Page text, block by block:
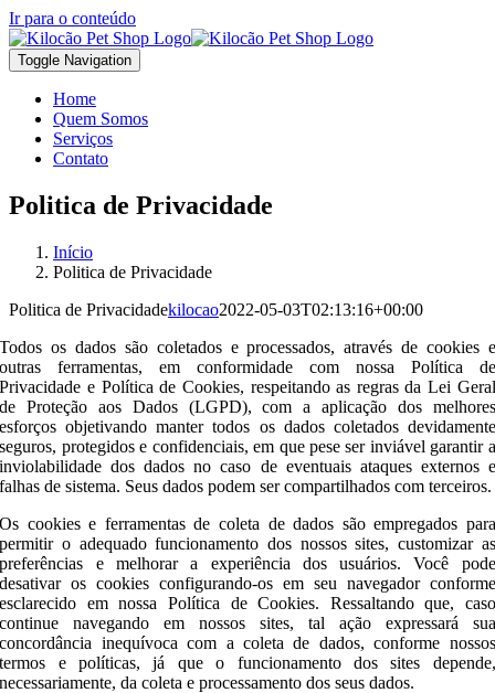
Ir para o conteúdo
Toggle Navigation
Home
Quem Somos
Serviços
Contato
Politica de Privacidade
Início
Politica de Privacidade
Politica de Privacidadekilocao2022-05-03T02:13:16+00:00
Todos os dados são coletados e processados, através de cookies e
outras ferramentas, em conformidade com nossa Política de
Privacidade e Política de Cookies, respeitando as regras da Lei Geral
de Proteção aos Dados (LGPD), com a aplicação dos melhores
esforços objetivando manter todos os dados coletados devidamente
seguros, protegidos e confidenciais, em que pese ser inviável garantir a
inviolabilidade dos dados no caso de eventuais ataques externos e
falhas de sistema. Seus dados podem ser compartilhados com terceiros.
Os cookies e ferramentas de coleta de dados são empregados para
permitir o adequado funcionamento dos nossos sites, customizar as
preferências e melhorar a experiência dos usuários. Você pode
desativar os cookies configurando-os em seu navegador conforme
esclarecido em nossa Política de Cookies. Ressaltando que, caso
continue navegando em nossos sites, tal ação expressará sua
concordância inequívoca com a coleta de dados, conforme nossos
termos e políticas, já que o funcionamento dos sites depende,
necessariamente, da coleta e processamento dos seus dados.